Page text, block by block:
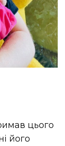
цього
його